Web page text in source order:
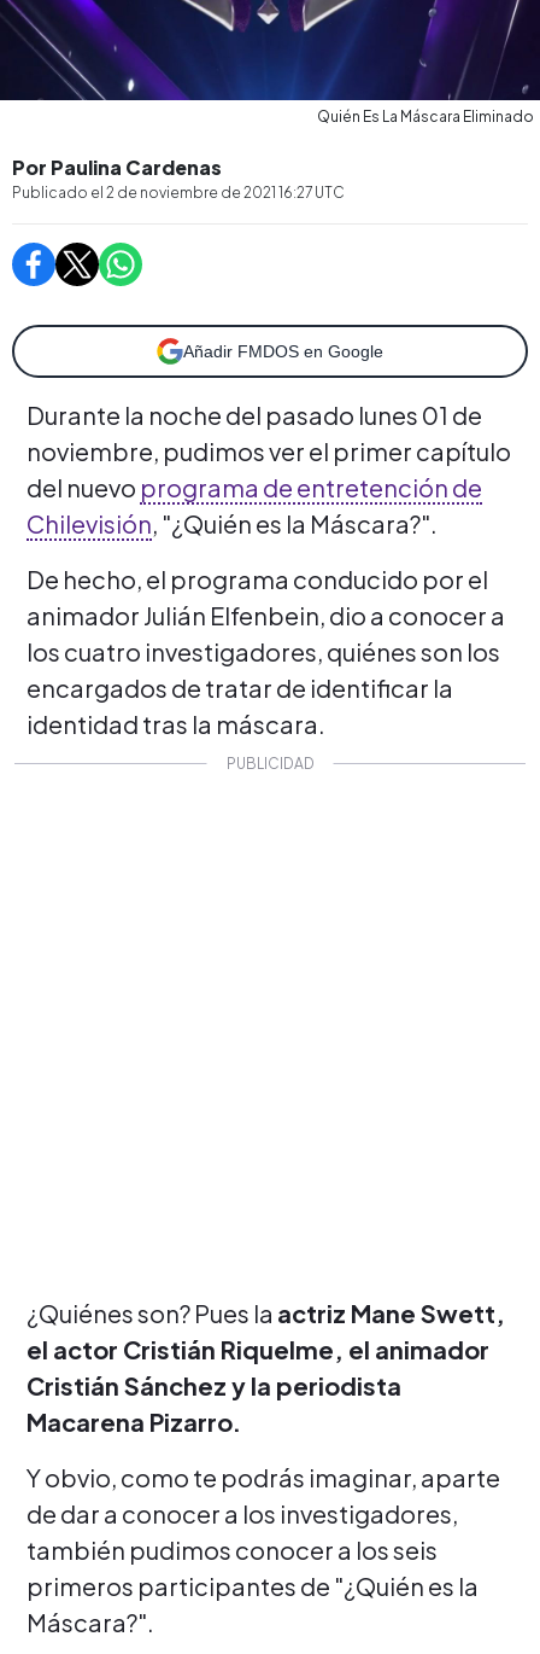
Quién Es La Máscara Eliminado
Por Paulina Cardenas
Publicado el 2 de noviembre de 2021 16:27 UTC
Añadir FMDOS en Google
Durante la noche del pasado lunes 01 de
noviembre, pudimos ver el primer capítulo
del nuevo programa de entretención de
Chilevisión, "¿Quién es la Máscara?".
De hecho, el programa conducido por el
animador Julián Elfenbein, dio a conocer a
los cuatro investigadores, quiénes son los
encargados de tratar de identificar la
identidad tras la máscara.
¿Quiénes son? Pues la actriz Mane Swett,
el actor Cristián Riquelme, el animador
Cristián Sánchez y la periodista
Macarena Pizarro.
Y obvio, como te podrás imaginar, aparte
de dar a conocer a los investigadores,
también pudimos conocer a los seis
primeros participantes de "¿Quién es la
Máscara?".